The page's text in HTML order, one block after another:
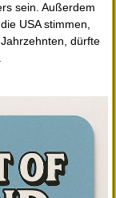
sein. Außerdem
USA stimmen,
dürfte